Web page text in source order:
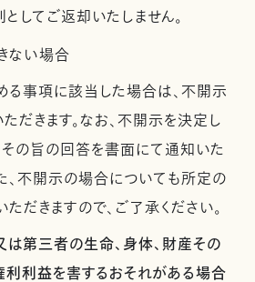
してご返却いたしません。
ない場合
る事項に該当した場合は、不開示
だきます。なお、不開示を決定し
その旨の回答を書面にて通知いた
た、不開示の場合についても所定の
だきますので、ご了承ください。
第三者の生命、身体、財産その
利利益を害するおそれがある場合